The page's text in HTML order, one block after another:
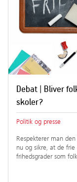
Debat | Bliver
skoler?
Politik og presse
Respekterer man
nu og sikre, at de
frihedsgrader som